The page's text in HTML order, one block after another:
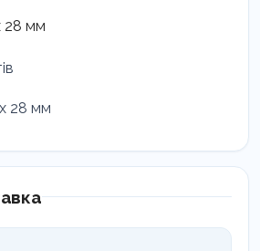
28 мм
28 мм